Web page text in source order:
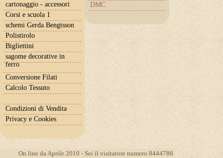
DMC
cartonaggio - accessori
Corsi e scuola 1
schemi Gerda Bengtsson
Polistirolo
Bigliettini
sagome decorative in
ferro
Conversione Filati
Calcolo Tessuto
Condizioni di Vendita
Privacy e Cookies
On line da Aprile 2010 - Sei il visitatore numero 8444786